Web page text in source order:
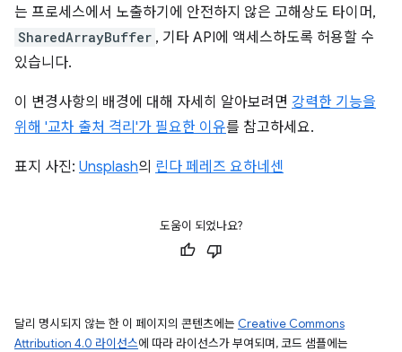
는 프로세스에서 노출하기에 안전하지 않은 고해상도 타이머,
SharedArrayBuffer , 기타 API에 액세스하도록 허용할 수
있습니다.
이 변경사항의 배경에 대해 자세히 알아보려면 강력한 기능을
위해 '교차 출처 격리'가 필요한 이유를 참고하세요.
표지 사진: Unsplash의 린다 페레즈 요하네센
도움이 되었나요?
달리 명시되지 않는 한 이 페이지의 콘텐츠에는 Creative Commons
Attribution 4.0 라이선스에 따라 라이선스가 부여되며, 코드 샘플에는